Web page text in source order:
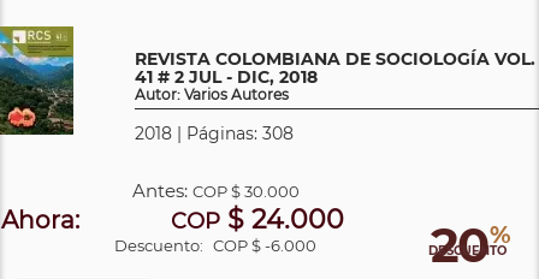
REVISTA COLOMBIANA DE SOCIOLOGÍA VOL.
41 # 2 JUL - DIC, 2018
Autor: Varios Autores
2018 | Páginas: 308
20%
DESCUENTO
Antes: COP$ 30.000
Ahora: COP $ 24.000
Descuento: COP $ -6.000